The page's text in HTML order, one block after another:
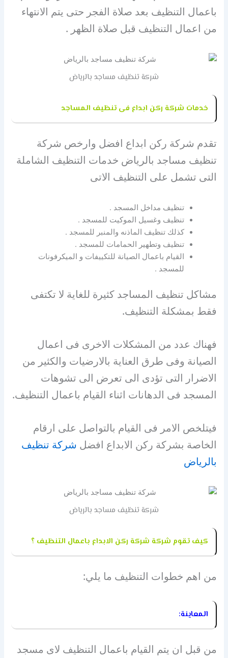
باعمال التنظيف بعد صلاة الفجر حتى يتم الانتهاء
من اعمال التنظيف قبل صلاة الظهر .
شركة تنظيف مساجد بالرياض
خدمات شركة ركن ابداع فى تنظيف المساجد
تقدم شركة ركن ابداع افضل وارخص شركة
تنظيف مساجد بالرياض خدمات التنظيف الشاملة
التى تشمل على التنظيف الاتى
تنظيف مداخل المسجد .
تنظيف وغسيل الموكيت للمسجد .
كذلك تنظيف الماذنه والمنبر للمسجد .
تنظيف وتطهير الحمامات للمسجد .
القيام باعمال الصيانة للتكييفات و الميكرفونات
للمسجد .
مشاكل تنظيف المساجد كثيرة للغاية لا تكتفى
فقط بمشكلة التنظيف.
فهناك عدد من المشكلات الاخرى فى اعمال
الصيانة وفى طرق العناية بالارضيات والكثير من
الاضرار التى تؤدى الى تعرض الى تشوهات
المسجد فى الدهانات اثناء القيام باعمال التنظيف.
فيتلخص الامر فى القيام بالتواصل على ارقام
الخاصة بشركة ركن الابداع افضل شركة تنظيف
بالرياض
شركة تنظيف مساجد بالرياض
كيف تقوم شركة شركة ركن الابداع باعمال التنظيف ؟
من اهم خطوات التنظيف ما يلي:
المعاينة:
من قبل ان يتم القيام باعمال التنظيف لاى مسجد